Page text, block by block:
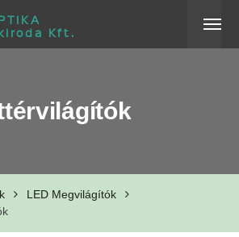
Kft.
LED Megvilágítók